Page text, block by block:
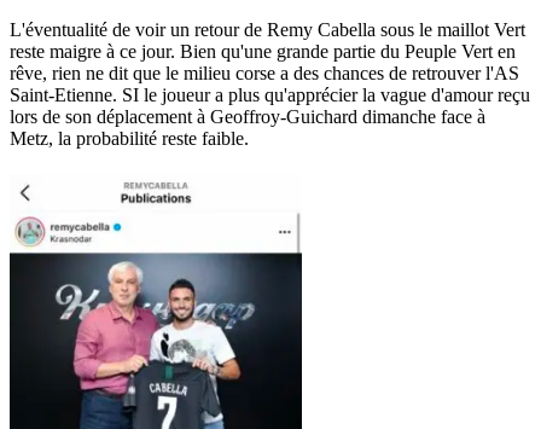
L'éventualité de voir un retour de Remy Cabella sous le maillot Vert
reste maigre à ce jour. Bien qu'une grande partie du Peuple Vert en
rêve, rien ne dit que le milieu corse a des chances de retrouver l'AS
Saint-Etienne. SI le joueur a plus qu'apprécier la vague d'amour reçu
lors de son déplacement à Geoffroy-Guichard dimanche face à
Metz, la probabilité reste faible.